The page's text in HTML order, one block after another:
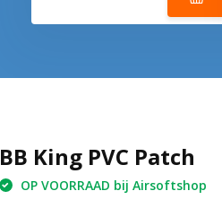
BB King PVC Patch
OP VOORRAAD bij Airsoftshop